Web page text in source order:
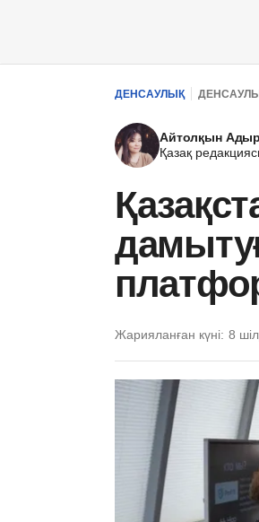
ДЕНСАУЛЫҚ
Айтолқын
Қазақ
Жарияланған күні: 8